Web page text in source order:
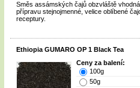
Směs assámských čajů obzvláště
přípravu stejnojmenné, velice oblíbené
receptury.
Ethiopia GUMARO OP 1 Black Tea
Ceny za balení:
100g
50g